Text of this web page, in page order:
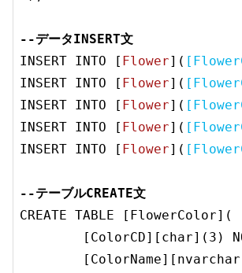
--データINSERT文
INSERT INTO [ Flower](
INSERT INTO [ Flower](
INSERT INTO [ Flower](
INSERT INTO [ Flower](
INSERT INTO [ Flower](
--テーブルCREATE文
[ColorCD][char](3)